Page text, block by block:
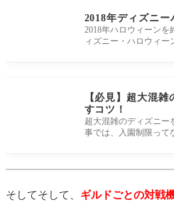
2018年ディズニ
2018年ハロウィーン
ィズニー・ハロウィー
【必見】超大混
すコツ！
超大混雑のディズニ
事では、入園制限って
そしてそして、 ギルドごとの対戦